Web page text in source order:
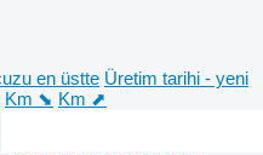
en üstte Üretim tarihi - yeni
Km ⬊ Km ⬈